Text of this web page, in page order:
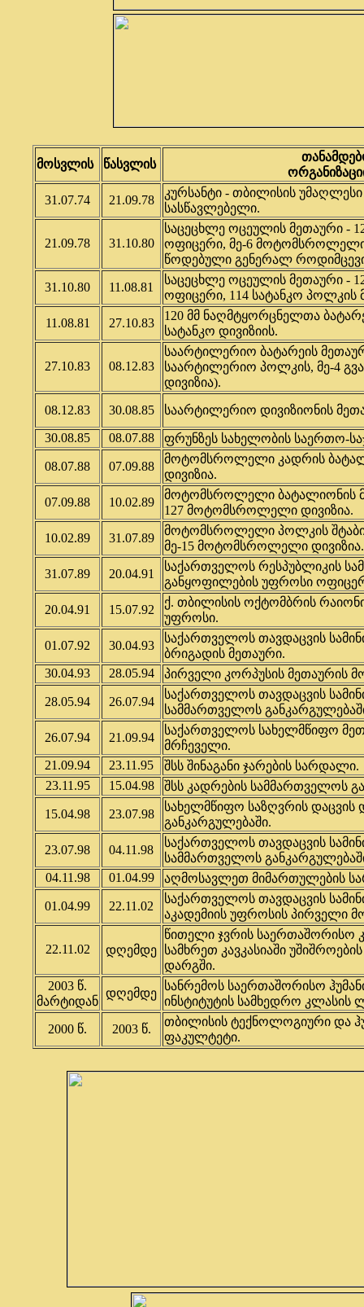
მოსვლის წასვლის
31.07.74
21.09.78
კურსანტი - თბილისის
სასწავლებელი.
21.09.78 31.10.80
საცეცხლე ოცეულის მეთაური -
ოფიცერი, მე-6 მოტომსროლელი
წოდებული გენერალ
31.10.80
11.08.81
საცეცხლე ოცეულის მეთაური -
ოფიცერი, 114 სატანკო პოლკის
11.08.81
27.10.83
120 მმ ნაღმტყორცნელთა
სატანკო დივიზიის.
27.10.83 08.12.83
საარტილერიო ბატარეის
საარტილერიო პოლკის, მე-4
დივიზია).
08.12.83
30.08.85
საარტილერიო დივიზიონის
30.08.85
08.07.88
ფრუნზეს სახელობის საერთო-
08.07.88
07.09.88
მოტომსროლელი კადრის
დივიზია.
07.09.88
10.02.89
მოტომსროლელი ბატალიონის
127 მოტომსროლელი დივიზია.
10.02.89
31.07.89
მოტომსროლელი პოლკის
მე-15 მოტომსროლელი დივიზია.
31.07.89
20.04.91
საქართველოს რესპუბლიკის
განყოფილების უფროსი
20.04.91
15.07.92
ქ. თბილისის ოქტომბრის
უფროსი.
01.07.92
30.04.93
საქართველოს თავდაცვის
ბრიგადის მეთაური.
30.04.93
28.05.94
პირველი კორპუსის მეთაურის
28.05.94
26.07.94
საქართველოს თავდაცვის
სამმართველოს
26.07.94
21.09.94
საქართველოს სახელმწიფო
მრჩეველი.
21.09.94
23.11.95
შსს შინაგანი ჯარების სარდალი.
23.11.95
15.04.98
შსს კადრების სამმართველოს
15.04.98
23.07.98
სახელმწიფო საზღვრის დაცვის
განკარგულებაში.
23.07.98
04.11.98
საქართველოს თავდაცვის
სამმართველოს
04.11.98
01.04.99
აღმოსავლეთ მიმართულების
01.04.99
22.11.02
საქართველოს თავდაცვის
აკადემიის უფროსის პირველი
22.11.02 დღემდე
წითელი ჯვრის საერთაშორისო
სამხრეთ კავკასიაში
დარგში.
2003 წ.
მარტიდან
დღემდე
სანრემოს საერთაშორისო
ინსტიტუტის სამხედრო კლასის
2000 წ.
2003 წ.
თბილისის ტექნოლოგიური და
ფაკულტეტი.